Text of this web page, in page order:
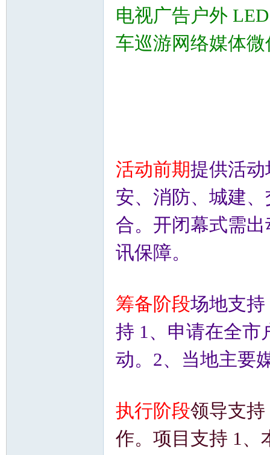
电视广告户外
车巡游网络媒体
活动前期提供活
安、消防、城建
合。开闭幕式需
讯保障。
筹备阶段场地支
持 1、申请在全市
动。2、当地主要
执行阶段领导支
作。项目支持 1、